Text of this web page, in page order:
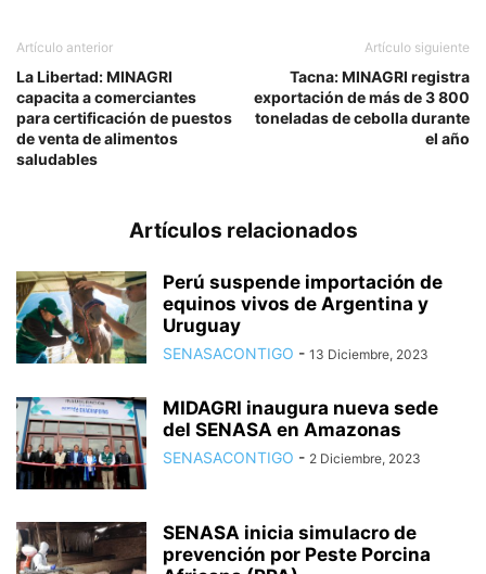
Artículo anterior
La Libertad: MINAGRI
capacita a comerciantes
para certificación de puestos
de venta de alimentos
saludables
Artículo siguiente
Tacna: MINAGRI registra
exportación de más de 3 800
toneladas de cebolla durante
el año
Artículos relacionados
Perú suspende importación de
equinos vivos de Argentina y
Uruguay
SENASACONTIGO - 13 Diciembre, 2023
MIDAGRI inaugura nueva sede
del SENASA en Amazonas
SENASACONTIGO - 2 Diciembre, 2023
SENASA inicia simulacro de
prevención por Peste Porcina